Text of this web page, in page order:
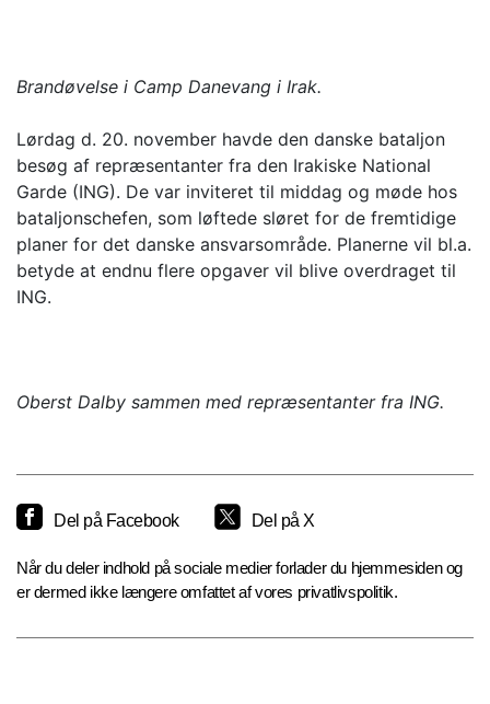
Brandøvelse i Camp Danevang i Irak.
Lørdag d. 20. november havde den danske bataljon
besøg af repræsentanter fra den Irakiske National
Garde (ING). De var inviteret til middag og møde hos
bataljonschefen, som løftede sløret for de fremtidige
planer for det danske ansvarsområde. Planerne vil bl.a.
betyde at endnu flere opgaver vil blive overdraget til
ING.
Oberst Dalby sammen med repræsentanter fra ING.
Del på Facebook Del på X
Når du deler indhold på sociale medier forlader du hjemmesiden og
er dermed ikke længere omfattet af vores privatlivspolitik.